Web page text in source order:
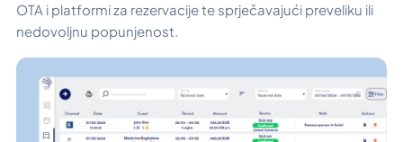
OTA i platformi za rezervacije te sprječavajući preveliku ili
nedovoljnu popunjenost.